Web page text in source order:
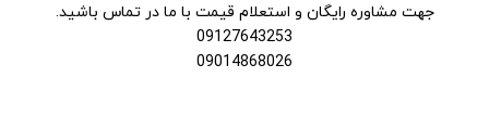
جهت مشاوره رایگان و استعلام قیمت با ما در تماس باشید.
09127643253
09014868026